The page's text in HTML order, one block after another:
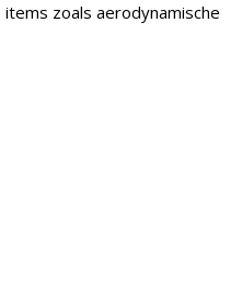
zoals aerodynamische